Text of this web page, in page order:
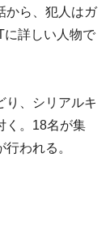
から、犯人はガ
に詳しい人物で
り、シリアルキ
く。18名が集
われる。